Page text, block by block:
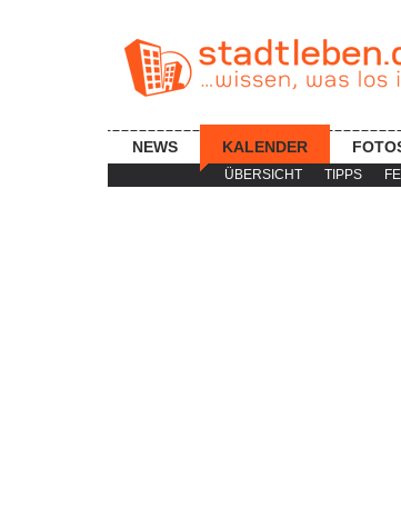
ÜBERSICHT TIPPS
NEWS KALENDER